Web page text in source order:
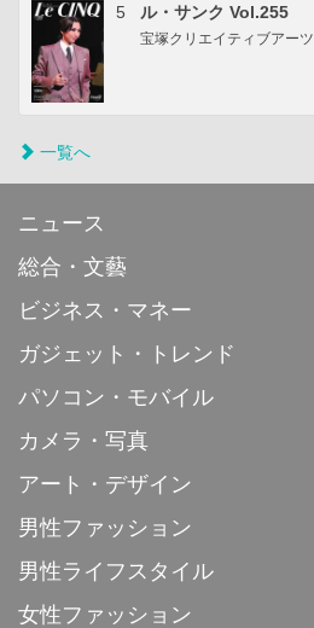
5 ル・サンク Vol.255
宝塚クリエイティブアーツ
一覧へ
ニュース
総合・文藝
ビジネス・マネー
ガジェット・トレンド
パソコン・モバイル
カメラ・写真
アート・デザイン
男性ファッション
男性ライフスタイル
女性ファッション